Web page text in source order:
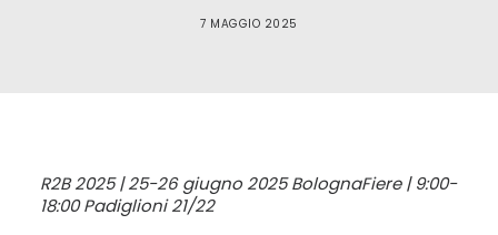
7 MAGGIO 2025
R2B 2025 | 25-26 giugno 2025 BolognaFiere | 9:00-
18:00 Padiglioni 21/22